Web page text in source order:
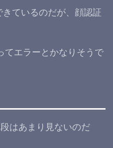
ているのだが、顔認証
てエラーとかなりそうで
はあまり見ないのだ